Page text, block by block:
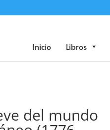
Inicio Libros
Búsqueda
del mundo